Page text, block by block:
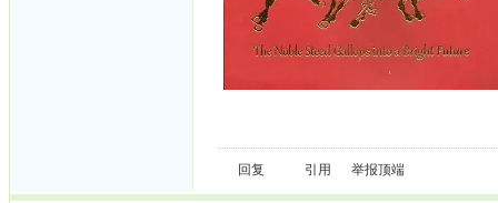
回复 引用 举报顶端